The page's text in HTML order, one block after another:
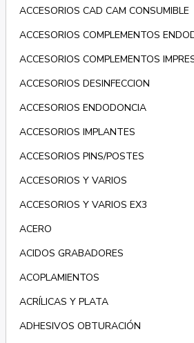
ACCESORIOS CAD CAM CONSUMIBLE
ACCESORIOS COMPLEMENTOS
ACCESORIOS COMPLEMENTOS
ACCESORIOS DESINFECCION
ACCESORIOS ENDODONCIA
ACCESORIOS IMPLANTES
ACCESORIOS PINS/POSTES
ACCESORIOS Y VARIOS
ACCESORIOS Y VARIOS EX3
ACERO
ACIDOS GRABADORES
ACOPLAMIENTOS
ACRÍLICAS Y PLATA
ADHESIVOS OBTURACIÓN